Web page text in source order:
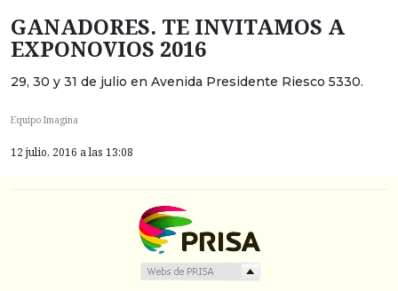
GANADORES. TE INVITAMOS A
EXPONOVIOS 2016
29, 30 y 31 de julio en Avenida Presidente Riesco 5330.
Equipo Imagina
12 julio, 2016 a las 13:08